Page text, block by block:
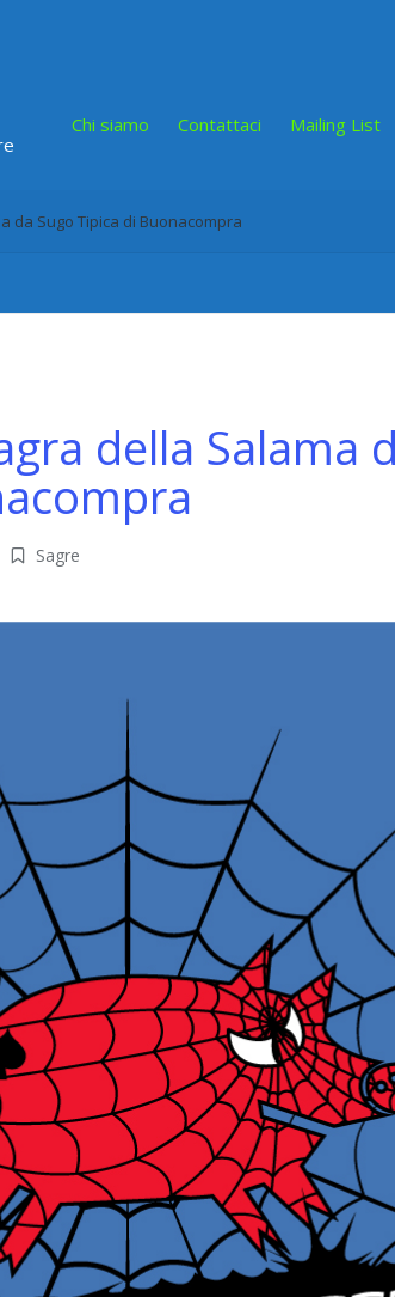
Chi siamo Contattaci Mailing List
da Sugo Tipica di Buonacompra
della Salama
Pubblicato
Sagre